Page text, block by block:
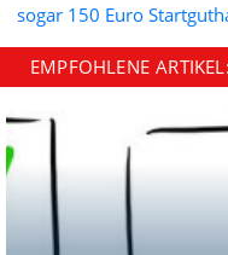
sogar 150 Euro
EMPFOHLENE ARTIKEL: